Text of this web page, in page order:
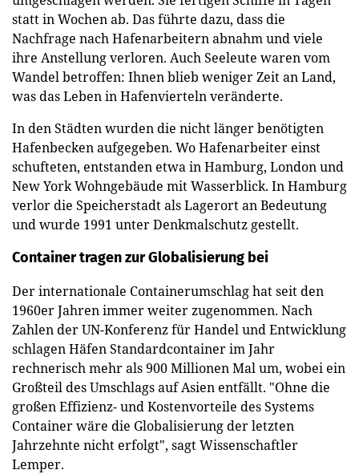
statt in Wochen ab. Das führte dazu, dass die
Nachfrage nach Hafenarbeitern abnahm und viele
ihre Anstellung verloren. Auch Seeleute waren vom
Wandel betroffen: Ihnen blieb weniger Zeit an Land,
was das Leben in Hafenvierteln veränderte.
In den Städten wurden die nicht länger benötigten
Hafenbecken aufgegeben. Wo Hafenarbeiter einst
schufteten, entstanden etwa in Hamburg, London und
New York Wohngebäude mit Wasserblick. In Hamburg
verlor die Speicherstadt als Lagerort an Bedeutung
und wurde 1991 unter Denkmalschutz gestellt.
Container tragen zur Globalisierung bei
Der internationale Containerumschlag hat seit den
1960er Jahren immer weiter zugenommen. Nach
Zahlen der UN-Konferenz für Handel und Entwicklung
schlagen Häfen Standardcontainer im Jahr
rechnerisch mehr als 900 Millionen Mal um, wobei ein
Großteil des Umschlags auf Asien entfällt. "Ohne die
großen Effizienz- und Kostenvorteile des Systems
Container wäre die Globalisierung der letzten
Jahrzehnte nicht erfolgt", sagt Wissenschaftler
Lemper.